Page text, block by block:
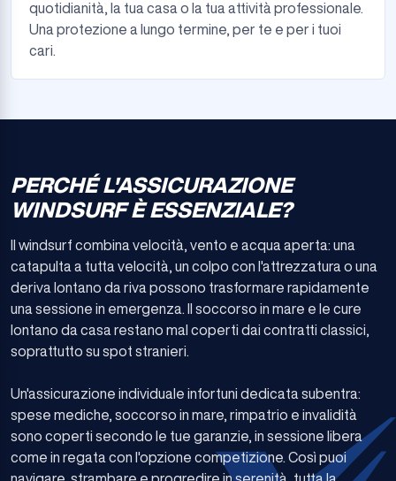
quotidianità, la tua casa o la tua attività professionale.
Una protezione a lungo termine, per te e per i tuoi
cari.
PERCHÉ L'ASSICURAZIONE
WINDSURF È ESSENZIALE?
Il windsurf combina velocità, vento e acqua aperta: una
catapulta a tutta velocità, un colpo con l'attrezzatura o una
deriva lontano da riva possono trasformare rapidamente
una sessione in emergenza. Il soccorso in mare e le cure
lontano da casa restano mal coperti dai contratti classici,
soprattutto su spot stranieri.
Un'assicurazione individuale infortuni dedicata subentra:
spese mediche, soccorso in mare, rimpatrio e invalidità
sono coperti secondo le tue garanzie, in sessione libera
come in regata con l'opzione competizione. Così puoi